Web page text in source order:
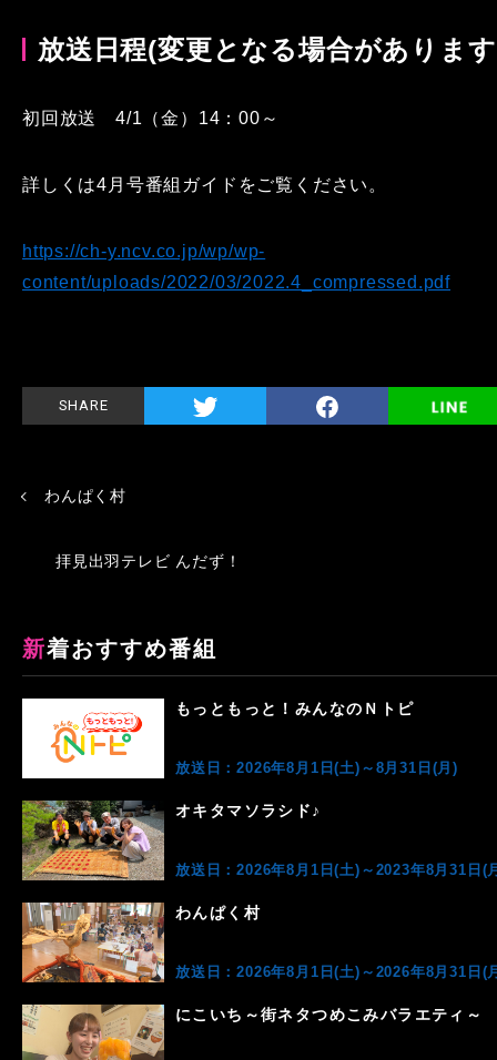
放送日程(変更となる場合がありま
初回放送 4/1（金）14：00～
詳しくは4月号番組ガイドをご覧ください。
https://ch-y.ncv.co.jp/wp/wp-
content/uploads/2022/03/2022.4_compressed.pdf
SHARE
わんぱく村
拝見出羽テレビ んだず！
新着おすすめ番組
もっともっと！みんなのＮトピ
放送日：2026年8月1日(土)～8月31日(月)
オキタマソラシド♪
放送日：2026年8月1日(土)～2023年8月31日(
わんぱく村
放送日：2026年8月1日(土)～2026年8月31日(
にこいち～街ネタつめこみバラエティ～